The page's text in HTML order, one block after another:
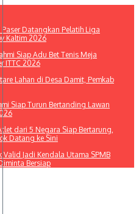
Datangkan Pelatih Liga
Kaltim 2026
Siap Adu Bet Tenis Meja
ITTC 2026
Lahan di Desa Damit, Pemkab
Siap Turun Bertanding Lawan
dari 5 Negara Siap Bertarung,
Datang ke Sini
Valid Jadi Kendala Utama SPMB
Bersiap